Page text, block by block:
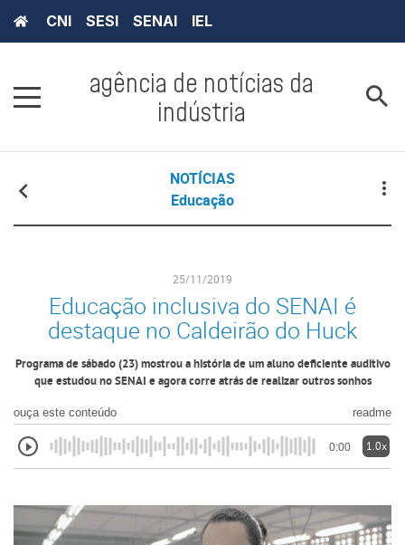
CNI SESI SENAI IEL
agência de notícias da
indústria
NOTÍCIAS
Educação
25/11/2019
Educação inclusiva do SENAI é
destaque no Caldeirão do Huck
Programa de sábado (23) mostrou a história de um aluno deficiente auditivo
que estudou no SENAI e agora corre atrás de realizar outros sonhos
ouça este conteúdo readme
0:00 1.0x